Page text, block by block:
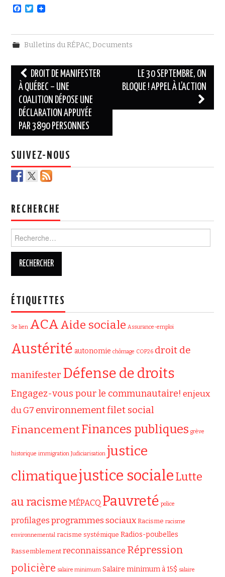
F
e
b
o
k
T
t
t
e
Bulletins du RÉPAC, Documents
Navigation
des
articles
DROIT DE MANIFESTER
À QUÉBEC – UNE
COALITION DÉPOSE UNE
DÉCLARATION APPUYÉE
PAR 3890 PERSONNES
LE 30 SEPTEMBRE, ON
BLOQUE ! APPEL À L’ACTION
SUIVEZ-NOUS
RECHERCHE
ÉTIQUETTES
3e lien ACAAide sociale Assurance-emploi
Austérité autonomie chômage COP26 droit de
manifester Défense de droits
Engagez-vous pour le communautaire! enjeux
du G7 environnementfilet social
FinancementFinances publiques grève
historique immigration Judiciarisation justice
climatiquejustice socialeLutte
au racisme MÉPACQ Pauvreté police
profilages programmes sociaux Racisme racisme
environnemental racisme systémique Radios-poubelles
Rassemblement reconnaissance Répression
policière salaire minimum Salaire minimum à 15$ salaire